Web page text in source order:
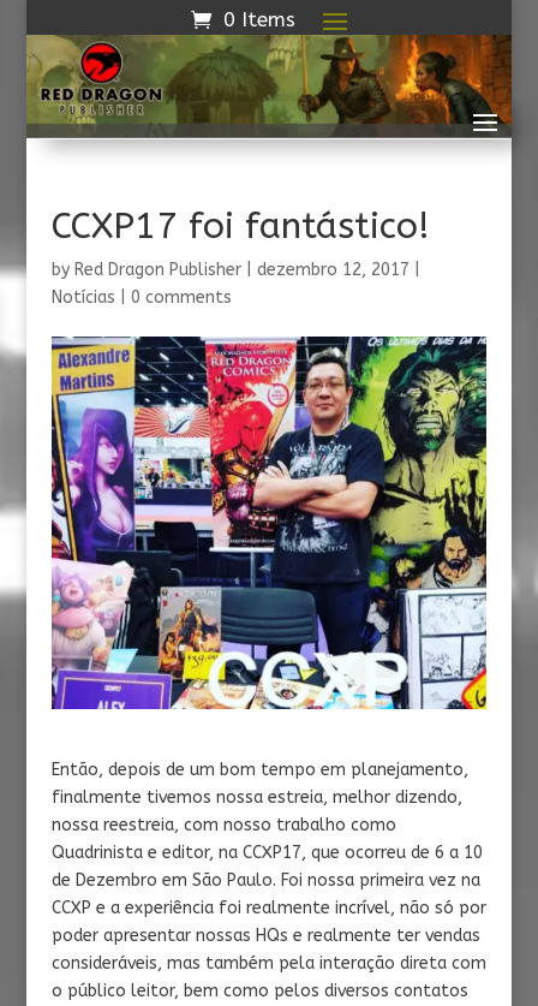
0 Items
CCXP17 foi fantástico!
by Red Dragon Publisher| dezembro 12, 2017
Notícias
0 comments
Então, depois de um bom tempo em planejamento,
finalmente tivemos nossa estreia, melhor dizendo,
nossa reestreia, com nosso trabalho como
Quadrinista e editor, na CCXP17, que ocorreu de 6 a 10
de Dezembro em São Paulo. Foi nossa primeira vez na
CCXP e a experiência foi realmente incrível, não só por
poder apresentar nossas HQs e realmente ter vendas
consideráveis, mas também pela interação direta com
o público leitor, bem como pelos diversos contatos